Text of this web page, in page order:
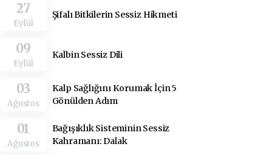
27
Eylül
Şifalı Bitkilerin Sessiz Hikmeti
09
Eylül
Kalbin Sessiz Dili
03
Ağustos
Kalp Sağlığını Korumak İçin 5
Gönülden Adım
01
Ağustos
Bağışıklık Sisteminin Sessiz
Kahramanı: Dalak